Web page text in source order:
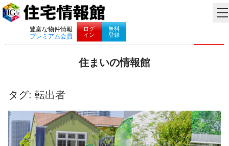
豊富な物件情報
プレミアム会員
ログ
イン
無料
登録
ナビゲーション
住まいの情報館
い
と
暮
ら
し
に
タグ: 転出者